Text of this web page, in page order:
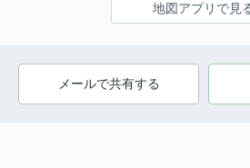
地図アプリで見
メールで共有する